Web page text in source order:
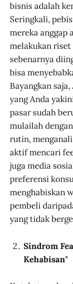
bisnis adalah
Seringkali,
mereka anggap
melakukan riset
sebenarnya
bisa
Bayangkan
yang Anda
pasar sudah
mulailah
rutin,
aktif mencari
juga media
preferensi
menghabiskan
pembeli
yang tidak
Sindrom
Kehabisan"